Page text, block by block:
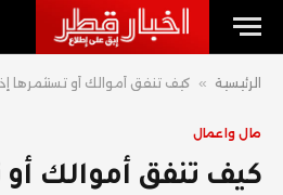
الرئيسية » كيف تنفق أموالك أو تستثمرها
مال واعمال
كيف تنفق أموالك أو